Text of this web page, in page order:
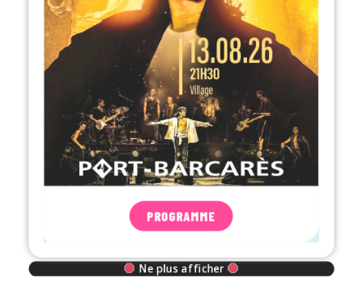
PROGRAMME